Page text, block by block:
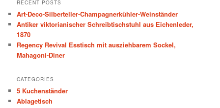
h
RECENT POSTS
Art-Deco-Silberteller-Champagnerkühler-Weinständer
Antiker viktorianischer Schreibtischstuhl aus Eichenleder,
1870
Regency Revival Esstisch mit ausziehbarem Sockel,
Mahagoni-Diner
CATEGORIES
5 Kuchenständer
Ablagetisch